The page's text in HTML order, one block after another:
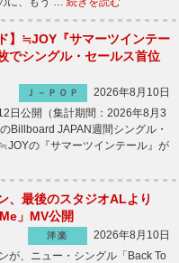
】≒JOY『サマーツインテー
でシングル・セールス首位
Ｊ－ＰＯＰ
2026年8月10日
日公開（集計期間：2026年8月3
Billboard JAPAN週間シングル・
の『サマーツインテール』が
、最後のスタジオALより
」MV公開
洋楽
2026年8月10日
が、ニュー・シングル「Back To